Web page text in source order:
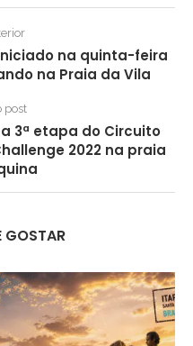
na quinta-feira
na Praia da Vila
post
3ª etapa do Circuito
2022 na praia
GOSTAR